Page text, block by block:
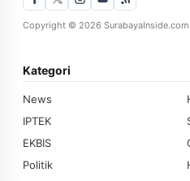
Copyright © 2026
Kategori
News
IPTEK
EKBIS
Politik